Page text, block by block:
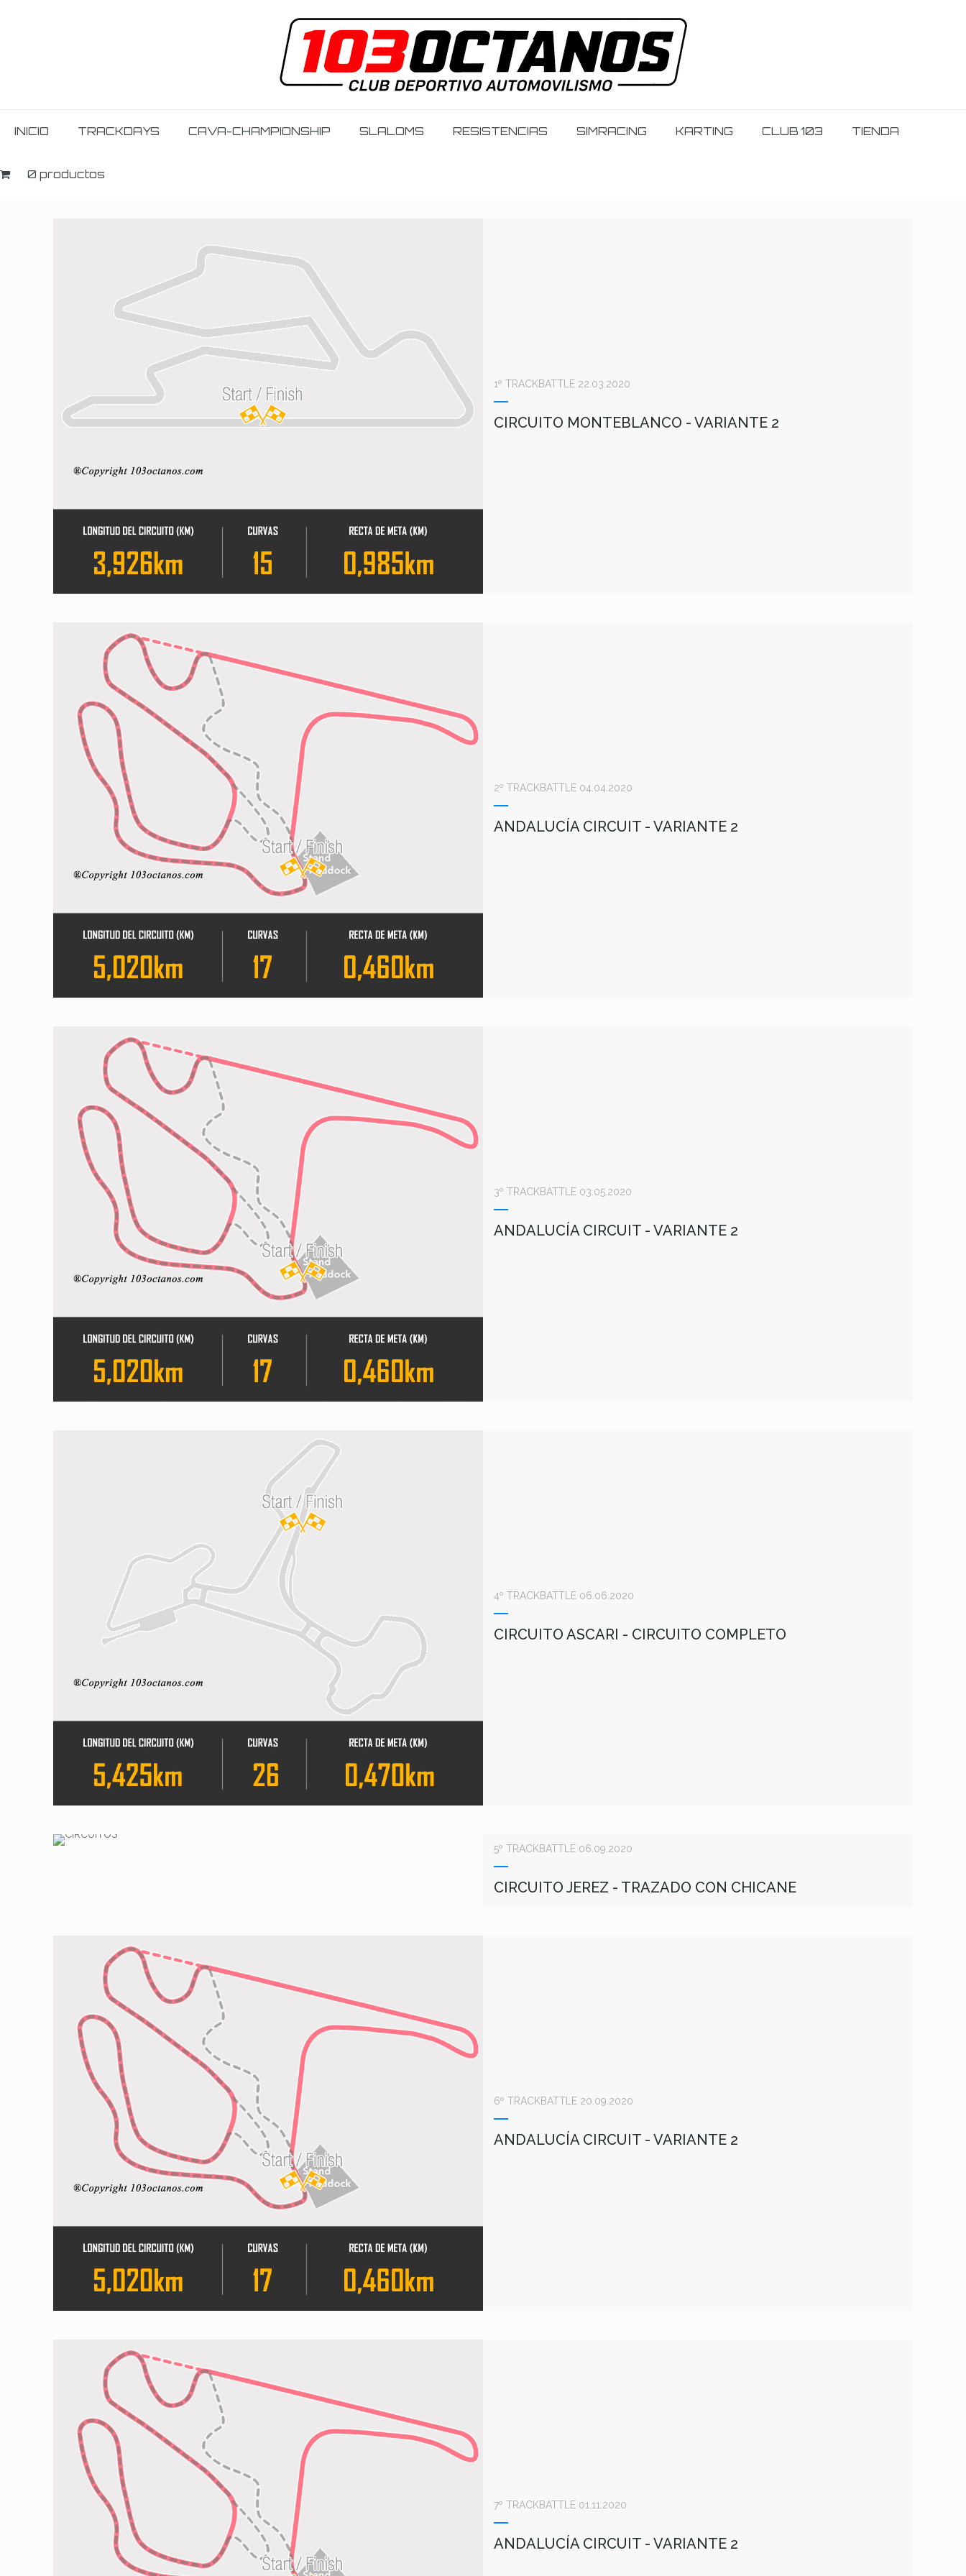
INICIO TRACKDAYS CAVA-CHAMPIONSHIP SLALOMS RESISTENCIAS SIMRACING KARTING CLUB 103 TIENDA
0 productos
1º TRACKBATTLE 22.03.2020
CIRCUITO MONTEBLANCO - VARIANTE 2
2º TRACKBATTLE 04.04.2020
ANDALUCÍA CIRCUIT - VARIANTE 2
3º TRACKBATTLE 03.05.2020
ANDALUCÍA CIRCUIT - VARIANTE 2
4º TRACKBATTLE 06.06.2020
CIRCUITO ASCARI - CIRCUITO COMPLETO
5º TRACKBATTLE 06.09.2020
CIRCUITO JEREZ - TRAZADO CON CHICANE
6º TRACKBATTLE 20.09.2020
ANDALUCÍA CIRCUIT - VARIANTE 2
7º TRACKBATTLE 01.11.2020
ANDALUCÍA CIRCUIT - VARIANTE 2